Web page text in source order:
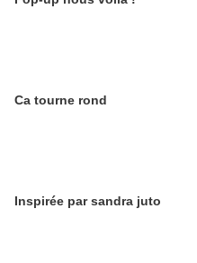
Ca tourne rond
Inspirée par sandra juto